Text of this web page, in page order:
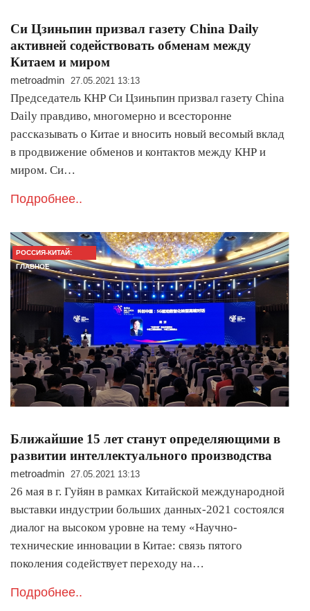
Си Цзиньпин призвал газету China Daily
активней содействовать обменам между
Китаем и миром
metroadmin 27.05.2021 13:13
Председатель КНР Си Цзиньпин призвал газету China
Daily правдиво, многомерно и всесторонне
рассказывать о Китае и вносить новый весомый вклад
в продвижение обменов и контактов между КНР и
миром. Си…
Подробнее..
РОССИЯ-КИТАЙ:
ГЛАВНОЕ
Ближайшие 15 лет станут определяющими в
развитии интеллектуального производства
metroadmin 27.05.2021 13:13
26 мая в г. Гуйян в рамках Китайской международной
выставки индустрии больших данных-2021 состоялся
диалог на высоком уровне на тему «Научно-
технические инновации в Китае: связь пятого
поколения содействует переходу на…
Подробнее..